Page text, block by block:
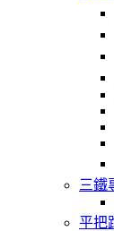
三鐵
平把